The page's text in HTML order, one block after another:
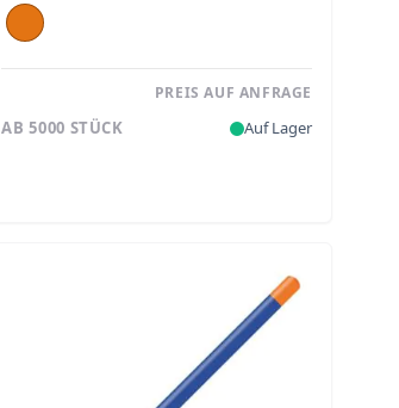
PREIS AUF ANFRAGE
AB 5000 STÜCK Auf Lager